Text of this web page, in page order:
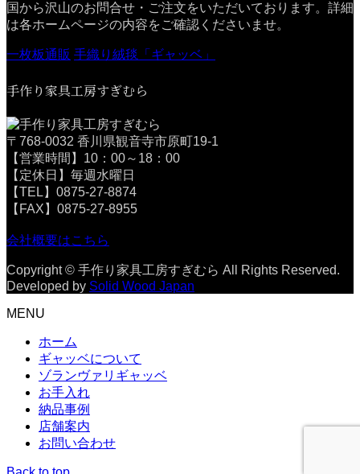
国から沢山のお問合せ・ご注文をいただいております。詳細
は各ホームページの内容をご確認くださいませ。
一枚板通販 手織り絨毯「ギャッベ」
手作り家具工房すぎむら
〒768-0032 香川県観音寺市原町19-1
【営業時間】10：00～18：00
【定休日】毎週水曜日
【TEL】0875-27-8874
【FAX】0875-27-8955
会社概要はこちら
Copyright © 手作り家具工房すぎむら All Rights Reserved.
Developed by Solid Wood Japan
MENU
ホーム
ギャッベについて
ゾランヴァリギャッベ
お手入れ
納品事例
店舗案内
お問い合わせ